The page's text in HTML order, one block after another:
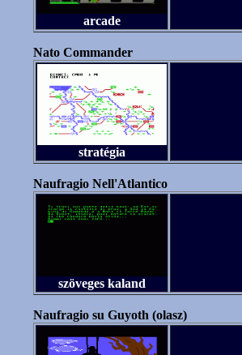
arcade
Nato Commander
stratégia
Naufragio Nell'Atlantico
szöveges kaland
Naufragio su Guyoth (olasz)